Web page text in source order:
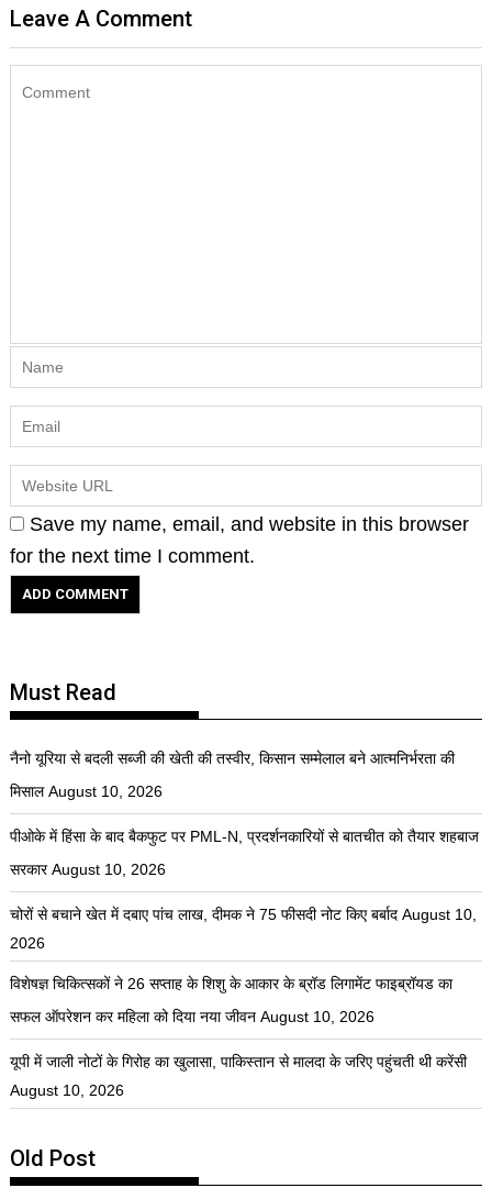
Leave A Comment
Save my name, email, and website in this browser
for the next time I comment.
Must Read
नैनो यूरिया से बदली सब्जी की खेती की तस्वीर, किसान सम्मेलाल बने आत्मनिर्भरता की
मिसाल August 10, 2026
पीओके में हिंसा के बाद बैकफुट पर PML-N, प्रदर्शनकारियों से बातचीत को तैयार शहबाज
सरकार August 10, 2026
चोरों से बचाने खेत में दबाए पांच लाख, दीमक ने 75 फीसदी नोट किए बर्बाद August 10,
2026
विशेषज्ञ चिकित्सकों ने 26 सप्ताह के शिशु के आकार के ब्रॉड लिगामेंट फाइब्रॉयड का
सफल ऑपरेशन कर महिला को दिया नया जीवन August 10, 2026
यूपी में जाली नोटों के गिरोह का खुलासा, पाकिस्तान से मालदा के जरिए पहुंचती थी करेंसी
August 10, 2026
Old Post